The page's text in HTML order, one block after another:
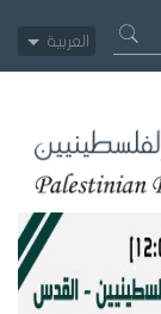
العربية